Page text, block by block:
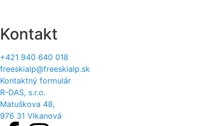
Kontakt
+421 940 640 018
freeskialp@freeskialp.sk
Kontaktný formulár
R-DAS, s.r.o.
Matuškova 48,
976 31 Vlkanová